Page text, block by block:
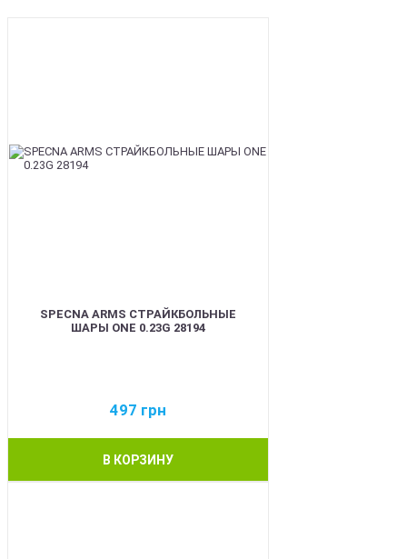
SPECNA ARMS СТРАЙКБОЛЬНЫЕ
ШАРЫ ONE 0.23G 28194
497 грн
В КОРЗИНУ